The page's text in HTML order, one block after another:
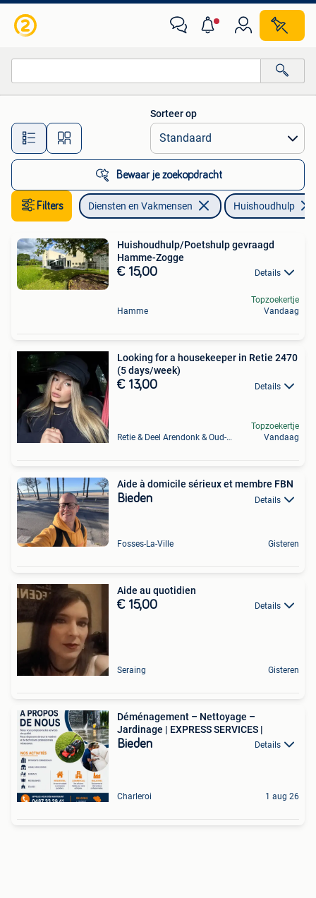
Alle afstanden…
Sorteer op
Bewaar je zoekopdracht
Filters Diensten en Vakmensen Huishoudhulp
Huishoudhulp/Poetshulp gevraagd
Hamme-Zogge
€ 15,00 Details
Hamme
Topzoekertje
Vandaag
Looking for a housekeeper in Retie 2470
(5 days/week)
€ 13,00 Details
Retie & Deel Arendonk & Oud-Turnhout
Topzoekertje
Vandaag
Aide à domicile sérieux et membre FBN
Bieden Details
Fosses-La-Ville Gisteren
Aide au quotidien
€ 15,00 Details
Seraing Gisteren
Déménagement – Nettoyage –
Jardinage | EXPRESS SERVICES |
Bieden Details
Charleroi 1 aug 26